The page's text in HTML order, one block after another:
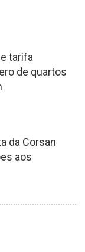
tarifa
de quartos
da Corsan
aos